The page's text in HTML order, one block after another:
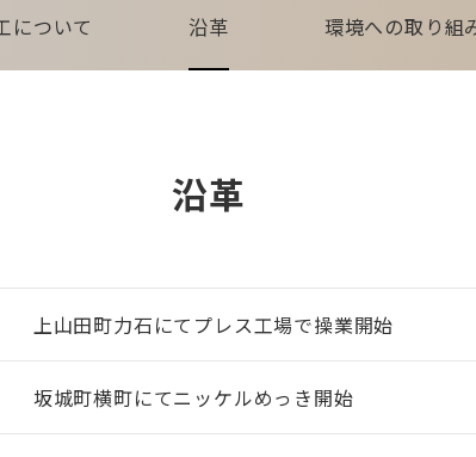
について 沿革 環境への取り組
沿革
上山田町力石にてプレス工場で操業開始
坂城町横町にてニッケルめっき開始